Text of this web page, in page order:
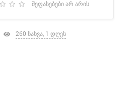
შეფასებები არ არის
260 ნახვა, 1 დღეს